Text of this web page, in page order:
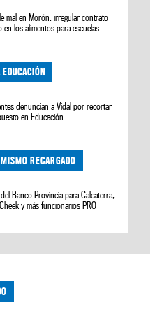
mal en Morón: irregular contrato
en los alimentos para escuelas
denuncian a Vidal por recortar
en Educación
RECARGADO
Banco Provincia para Calcaterra,
y más funcionarios PRO